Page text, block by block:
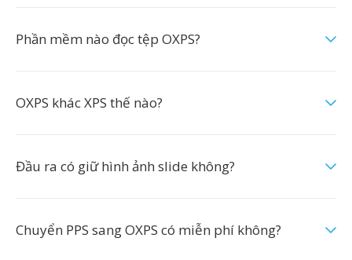
Phần mềm nào đọc tệp OXPS?
OXPS khác XPS thế nào?
Đầu ra có giữ hình ảnh slide không?
Chuyển PPS sang OXPS có miễn phí không?